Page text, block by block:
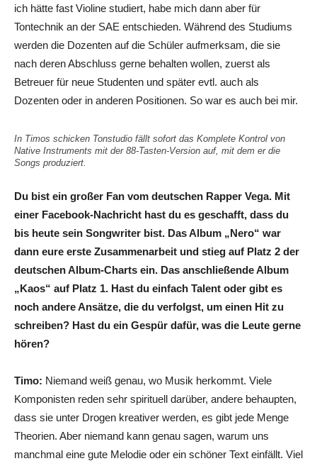
ich hätte fast Violine studiert, habe mich dann aber für
Tontechnik an der SAE entschieden. Während des Studiums
werden die Dozenten auf die Schüler aufmerksam, die sie
nach deren Abschluss gerne behalten wollen, zuerst als
Betreuer für neue Studenten und später evtl. auch als
Dozenten oder in anderen Positionen. So war es auch bei mir.
In Timos schicken Tonstudio fällt sofort das Komplete Kontrol von
Native Instruments mit der 88-Tasten-Version auf, mit dem er die
Songs produziert.
Du bist ein großer Fan vom deutschen Rapper Vega. Mit
einer Facebook-Nachricht hast du es geschafft, dass du
bis heute sein Songwriter bist. Das Album „Nero“ war
dann eure erste Zusammenarbeit und stieg auf Platz 2 der
deutschen Album-Charts ein. Das anschließende Album
„Kaos“ auf Platz 1. Hast du einfach Talent oder gibt es
noch andere Ansätze, die du verfolgst, um einen Hit zu
schreiben? Hast du ein Gespür dafür, was die Leute gerne
hören?
Timo: Niemand weiß genau, wo Musik herkommt. Viele
Komponisten reden sehr spirituell darüber, andere behaupten,
dass sie unter Drogen kreativer werden, es gibt jede Menge
Theorien. Aber niemand kann genau sagen, warum uns
manchmal eine gute Melodie oder ein schöner Text einfällt. Viel